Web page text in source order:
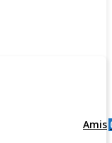
Amis